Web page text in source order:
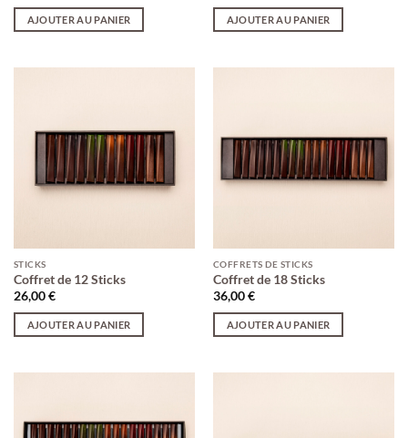
AJOUTER AU PANIER AJOUTER AU PANIER
STICKS
Coffret de 12 Sticks
26,00€
AJOUTER AU PANIER
COFFRETS DE STICKS
Coffret de 18 Sticks
36,00€
AJOUTER AU PANIER